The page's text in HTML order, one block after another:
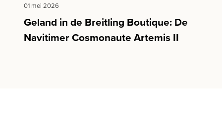
01 mei 2026
Geland in de Breitling Boutique: De
Navitimer Cosmonaute Artemis II